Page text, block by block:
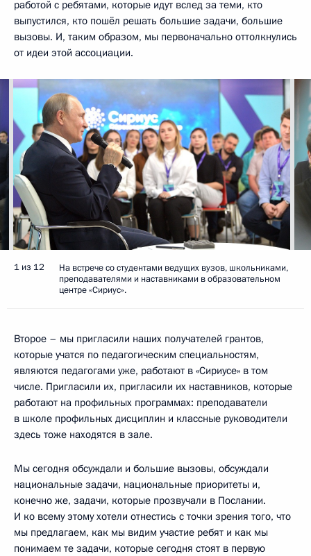
работой с ребятами, которые идут вслед за теми, кто
выпустился, кто пошёл решать большие задачи, большие
вызовы. И, таким образом, мы первоначально оттолкнулись
от идеи этой ассоциации.
1 из 12
На встрече со студентами ведущих вузов, школьниками,
преподавателями и наставниками в образовательном
центре «Сириус».
Второе – мы пригласили наших получателей грантов,
которые учатся по педагогическим специальностям,
являются педагогами уже, работают в «Сириусе» в том
числе. Пригласили их, пригласили их наставников, которые
работают на профильных программах: преподаватели
в школе профильных дисциплин и классные руководители
здесь тоже находятся в зале.
Мы сегодня обсуждали и большие вызовы, обсуждали
национальные задачи, национальные приоритеты и,
конечно же, задачи, которые прозвучали в Послании.
И ко всему этому хотели отнестись с точки зрения того, что
мы предлагаем, как мы видим участие ребят и как мы
понимаем те задачи, которые сегодня стоят в первую